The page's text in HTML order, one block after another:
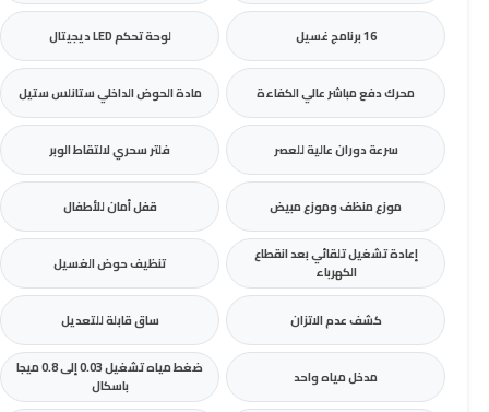
16 برنامج غسيل لوحة تحكم LED ديجيتال
محرك دفع مباشر عالي الكفاءة مادة الحوض الداخلي ستانلس ستيل
سرعة دوران عالية للعصر فلتر سحري لالتقاط الوبر
موزع منظف وموزع مبيض قفل أمان للأطفال
إعادة تشغيل تلقائي بعد انقطاع
الكهرباء
تنظيف حوض الغسيل
كشف عدم الاتزان ساق قابلة للتعديل
مدخل مياه واحد
ضغط مياه تشغيل 0.03 إلى 0.8 ميجا
باسكال